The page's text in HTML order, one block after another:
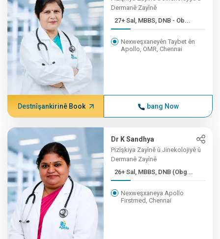
Dermanê Zayînê
27+ Sal, MBBS, DNB - Ob...
Nexweşxaneyên Taybet ên
Apollo, OMR, Chennai
Destnîşankirinê Book bang Now
Dr K Sandhya
Pizîşkiya Zayînê û Jinekolojiyê û
Dermanê Zayînê
26+ Sal, MBBS, DNB (Obg...
Nexweşxaneya Apollo
Firstmed, Chennai